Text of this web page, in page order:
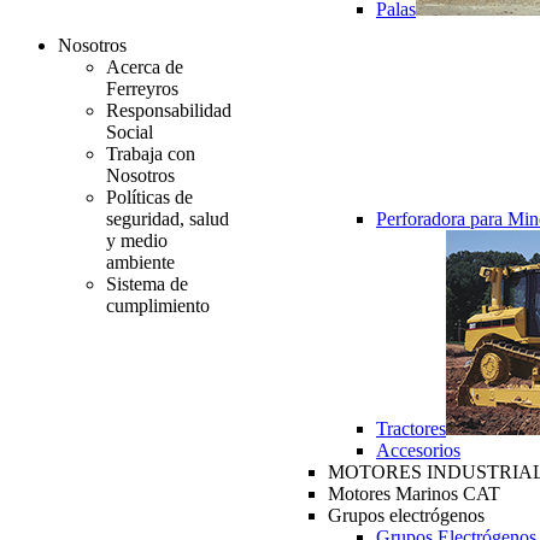
Nosotros
Acerca de
Ferreyros
Responsabilidad
Social
Trabaja con
Nosotros
Políticas de
seguridad, salud
y medio
ambiente
Sistema de
cumplimiento
Palas
Perforadora para
Tractores
Accesorios
MOTORES
Motores Marinos CAT
Grupos electrógenos